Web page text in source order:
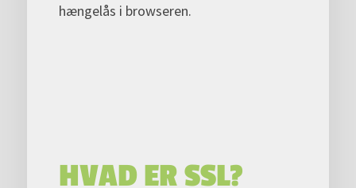
hængelås i browseren.
HVAD ER SSL?